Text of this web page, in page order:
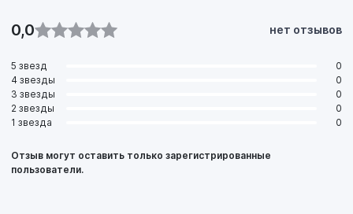
0,0 нет отзывов
5 звезд
0
4 звезды
0
3 звезды
0
2 звезды
0
1 звезда
0
Отзыв могут оставить только зарегистрированные
пользователи.